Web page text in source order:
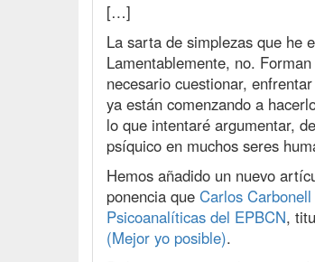
[…]
La sarta de simplezas que he
Lamentablemente, no.
necesario cuestionar,
ya están comenzando a
lo que intentaré argumentar,
psíquico en muchos seres
Hemos añadido un nuevo
ponencia que Carlos Carbonell
Psicoanalíticas del EPBCN,
(Mejor yo posible).